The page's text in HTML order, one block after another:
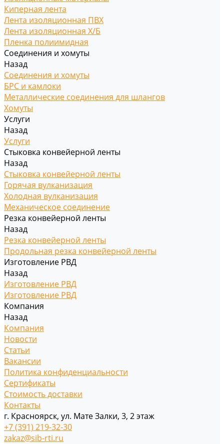
Киперная лента
Лента изоляционная ПВХ
Лента изоляционная Х/Б
Пленка полиимидная
Соединения и хомуты
Назад
Соединения и хомуты
БРС и камлоки
Металлические соединения для шлангов
Хомуты
Услуги
Назад
Услуги
Стыковка конвейерной ленты
Назад
Стыковка конвейерной ленты
Горячая вулканизация
Холодная вулканизация
Механическое соединение
Резка конвейерной ленты
Назад
Резка конвейерной ленты
Продольная резка конвейерной ленты
Изготовление РВД
Назад
Изготовление РВД
Изготовление РВД
Компания
Назад
Компания
Новости
Статьи
Вакансии
Политика конфиденциальности
Сертификаты
Стоимость доставки
Контакты
г. Красноярск, ул. Мате Залки, 3, 2 этаж
+7 (391) 219-32-30
zakaz@sib-rti.ru